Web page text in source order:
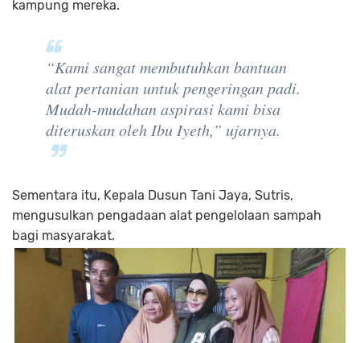
kampung mereka.
“Kami sangat membutuhkan bantuan
alat pertanian untuk pengeringan padi.
Mudah-mudahan aspirasi kami bisa
diteruskan oleh Ibu Iyeth,” ujarnya.
Sementara itu, Kepala Dusun Tani Jaya, Sutris,
mengusulkan pengadaan alat pengelolaan sampah
bagi masyarakat.